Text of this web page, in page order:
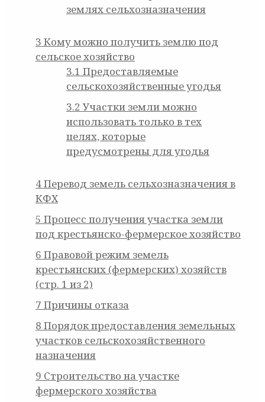
землях сельхозназначения
3 Кому можно получить землю под
сельское хозяйство
3.1 Предоставляемые
сельскохозяйственные угодья
3.2 Участки земли можно
использовать только в тех
целях, которые
предусмотрены для угодья
4Перевод земель сельхозназначения в
КФХ
5 Процесс получения участка земли
под крестьянско-фермерское хозяйство
6 Правовой режим земель
крестьянских (фермерских) хозяйств
(стр. 1 из 2)
7 Причины отказа
8 Порядок предоставления земельных
участков сельскохозяйственного
назначения
9 Строительство на участке
фермерского хозяйства